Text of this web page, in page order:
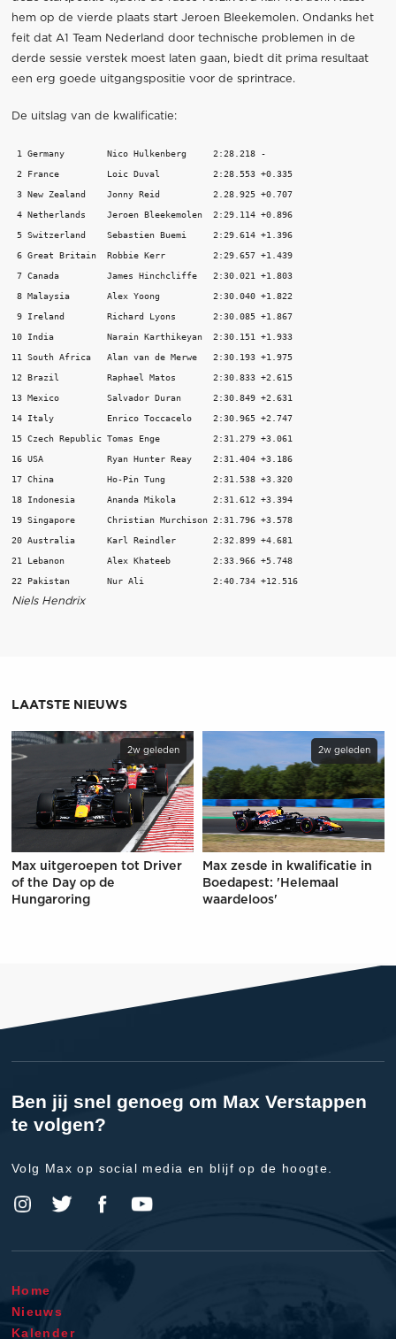
hem op de vierde plaats start Jeroen Bleekemolen. Ondanks het
feit dat A1 Team Nederland door technische problemen in de
derde sessie verstek moest laten gaan, biedt dit prima resultaat
een erg goede uitgangspositie voor de sprintrace.
De uitslag van de kwalificatie:
1 Germany        Nico Hulkenberg     2:28.218 -
2 France         Loic Duval          2:28.553 +0.335
3 New Zealand    Jonny Reid          2.28.925 +0.707
4 Netherlands    Jeroen Bleekemolen  2:29.114 +0.896
5 Switzerland    Sebastien Buemi     2:29.614 +1.396
6 Great Britain  Robbie Kerr         2:29.657 +1.439
7 Canada         James Hinchcliffe   2:30.021 +1.803
8 Malaysia       Alex Yoong          2:30.040 +1.822
9 Ireland        Richard Lyons       2:30.085 +1.867
10 India          Narain Karthikeyan  2:30.151 +1.933
11 South Africa   Alan van de Merwe   2:30.193 +1.975
12 Brazil         Raphael Matos       2:30.833 +2.615
13 Mexico         Salvador Duran      2:30.849 +2.631
14 Italy          Enrico Toccacelo    2:30.965 +2.747
15 Czech Republic Tomas Enge          2:31.279 +3.061
16 USA            Ryan Hunter Reay    2:31.404 +3.186
17 China          Ho-Pin Tung         2:31.538 +3.320
18 Indonesia      Ananda Mikola       2:31.612 +3.394
19 Singapore      Christian Murchison 2:31.796 +3.578
20 Australia      Karl Reindler       2:32.899 +4.681
21 Lebanon        Alex Khateeb        2:33.966 +5.748
Niels Hendrix
LAATSTE NIEUWS
2w geleden
Max uitgeroepen tot Driver
of the Day op de
Hungaroring
2w geleden
Max zesde in kwalificatie in
Boedapest: 'Helemaal
waardeloos'
Ben jij snel genoeg om Max Verstappen
te volgen?
Volg Max op social media en blijf op de hoogte.
Home
Nieuws
Kalender